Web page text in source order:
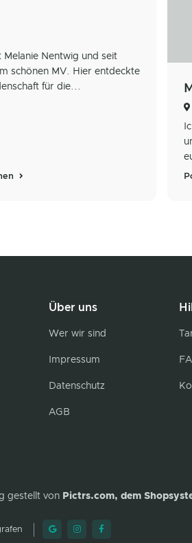
Melanie Nentwig und seit
schönen MV. Hier entdeckte
für die...
Über uns
Wer wir sind
Impressum
Datenschutz
AGB
gestellt von Pictrs.com, dem